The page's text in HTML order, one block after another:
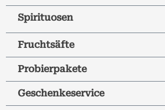
Spirituosen
Fruchtsäfte
Probierpakete
Geschenkeservice